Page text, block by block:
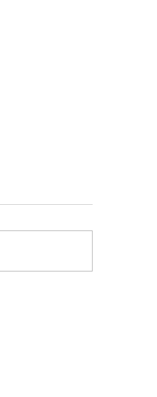
Sommaruppehåll